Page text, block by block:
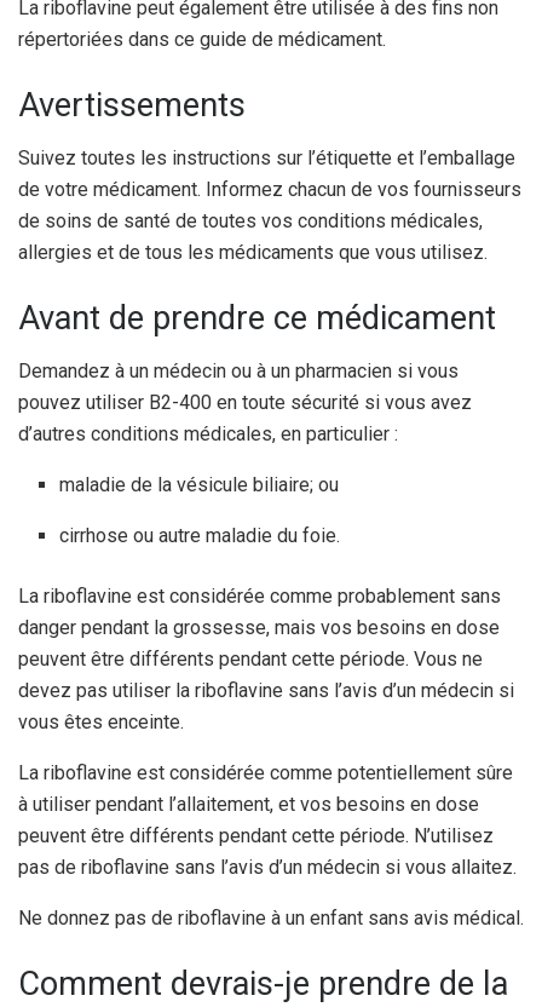
La riboflavine peut également être utilisée à des fins non
répertoriées dans ce guide de médicament.
Avertissements
Suivez toutes les instructions sur l’étiquette et l’emballage
de votre médicament. Informez chacun de vos fournisseurs
de soins de santé de toutes vos conditions médicales,
allergies et de tous les médicaments que vous utilisez.
Avant de prendre ce médicament
Demandez à un médecin ou à un pharmacien si vous
pouvez utiliser B2-400 en toute sécurité si vous avez
d’autres conditions médicales, en particulier :
maladie de la vésicule biliaire; ou
cirrhose ou autre maladie du foie.
La riboflavine est considérée comme probablement sans
danger pendant la grossesse, mais vos besoins en dose
peuvent être différents pendant cette période. Vous ne
devez pas utiliser la riboflavine sans l’avis d’un médecin si
vous êtes enceinte.
La riboflavine est considérée comme potentiellement sûre
à utiliser pendant l’allaitement, et vos besoins en dose
peuvent être différents pendant cette période. N’utilisez
pas de riboflavine sans l’avis d’un médecin si vous allaitez.
Ne donnez pas de riboflavine à un enfant sans avis médical.
Comment devrais-je prendre de la